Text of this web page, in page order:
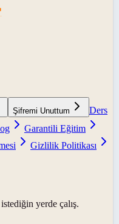
Şifremi Unuttum
Ders
Garantili Eğitim
Gizlilik Politikası
yerde çalış.